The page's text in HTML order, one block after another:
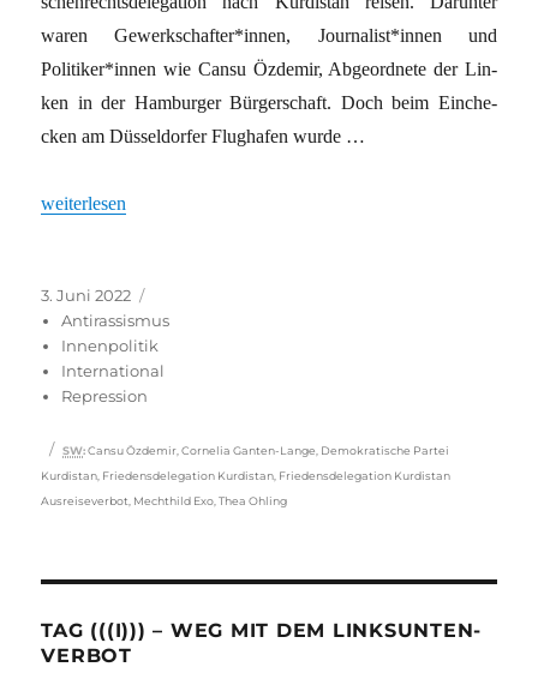
waren Gewerkschafter*innen, Journalist*innen und
Politiker*innen wie Can­su Özde­mir, Abge­ord­ne­te der Lin­
ken in der Ham­bur­ger Bür­ger­schaft. Doch beim Ein­che­
cken am Düs­sel­dor­fer Flug­ha­fen wur­de …
„»Spekulationen und Behauptungen«“
weiterlesen
Veröffentlicht
am
3. Juni 2022
Antirassismus
Innenpolitik
International
Repression
Schlagwörter
SW: Can­su Özde­mir ,Cor­ne­lia Gan­ten-Lan­ge Demokratische Partei
Kurdistan Friedensdelegation Kurdistan Friedensdelegation Kurdistan
Ausreiseverbot Mechthild Exo ,Thea Ohling
TAG (((I))) – WEG MIT DEM LINKSUNTEN-
VERBOT